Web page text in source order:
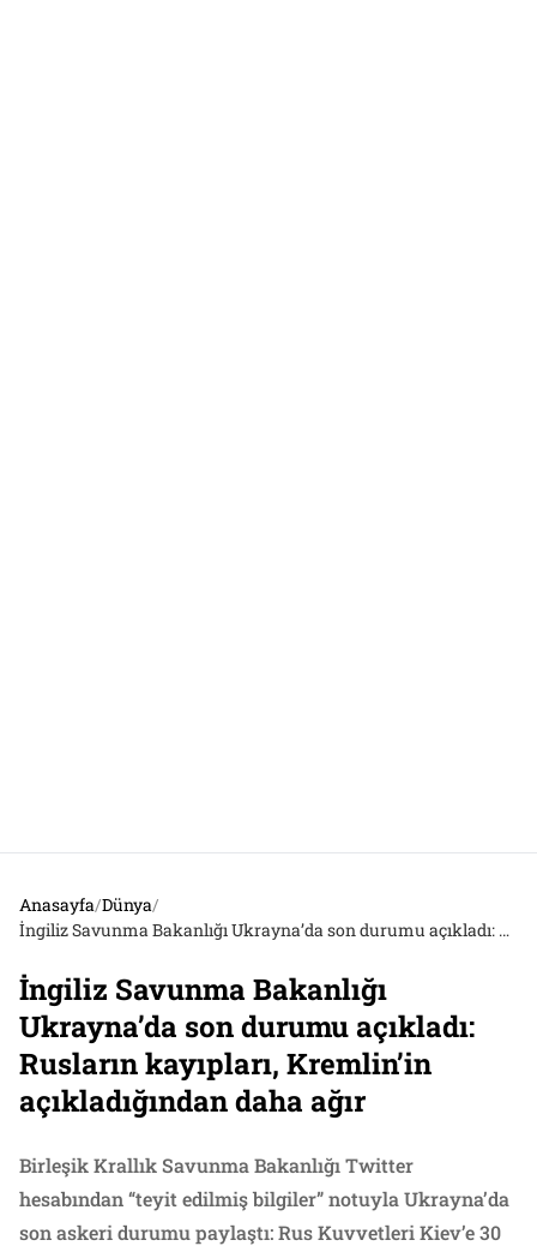
Anasayfa/Dünya/
İngiliz Savunma Bakanlığı Ukrayna’da son durumu açıkladı: Rusların kayıpları, Kremlin’in açıkladığından daha ağır
İngiliz Savunma Bakanlığı
Ukrayna’da son durumu açıkladı:
Rusların kayıpları, Kremlin’in
açıkladığından daha ağır
Birleşik Krallık Savunma Bakanlığı Twitter
hesabından “teyit edilmiş bilgiler” notuyla Ukrayna’da
son askeri durumu paylaştı: Rus Kuvvetleri Kiev’e 30